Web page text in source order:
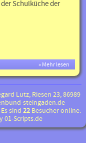
Schulküche der
» Mehr lesen
Lutz, Riesen 23, 86989
steingaden.de
sind 22 Besucher online.
01-Scripts.de